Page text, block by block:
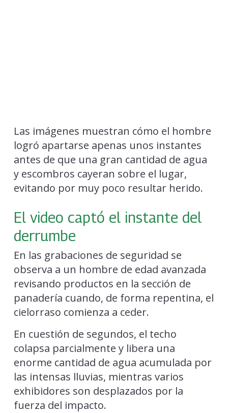
Las imágenes muestran cómo el hombre
logró apartarse apenas unos instantes
antes de que una gran cantidad de agua
y escombros cayeran sobre el lugar,
evitando por muy poco resultar herido.
El video captó el instante del
derrumbe
En las grabaciones de seguridad se
observa a un hombre de edad avanzada
revisando productos en la sección de
panadería cuando, de forma repentina, el
cielorraso comienza a ceder.
En cuestión de segundos, el techo
colapsa parcialmente y libera una
enorme cantidad de agua acumulada por
las intensas lluvias, mientras varios
exhibidores son desplazados por la
fuerza del impacto.